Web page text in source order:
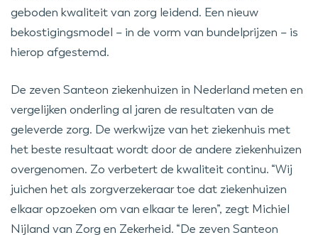
geboden kwaliteit van zorg leidend. Een nieuw
bekostigingsmodel – in de vorm van bundelprijzen – is
hierop afgestemd.
De zeven Santeon ziekenhuizen in Nederland meten en
vergelijken onderling al jaren de resultaten van de
geleverde zorg. De werkwijze van het ziekenhuis met
het beste resultaat wordt door de andere ziekenhuizen
overgenomen. Zo verbetert de kwaliteit continu. “Wij
juichen het als zorgverzekeraar toe dat ziekenhuizen
elkaar opzoeken om van elkaar te leren”, zegt Michiel
Nijland van Zorg en Zekerheid. “De zeven Santeon